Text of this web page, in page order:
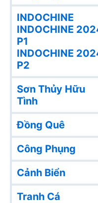
INDOCHINE
INDOCHINE
P1
INDOCHINE
P2
Sơn Thủy Hữu
Tình
Đồng Quê
Công Phụng
Cảnh Biển
Tranh Cá